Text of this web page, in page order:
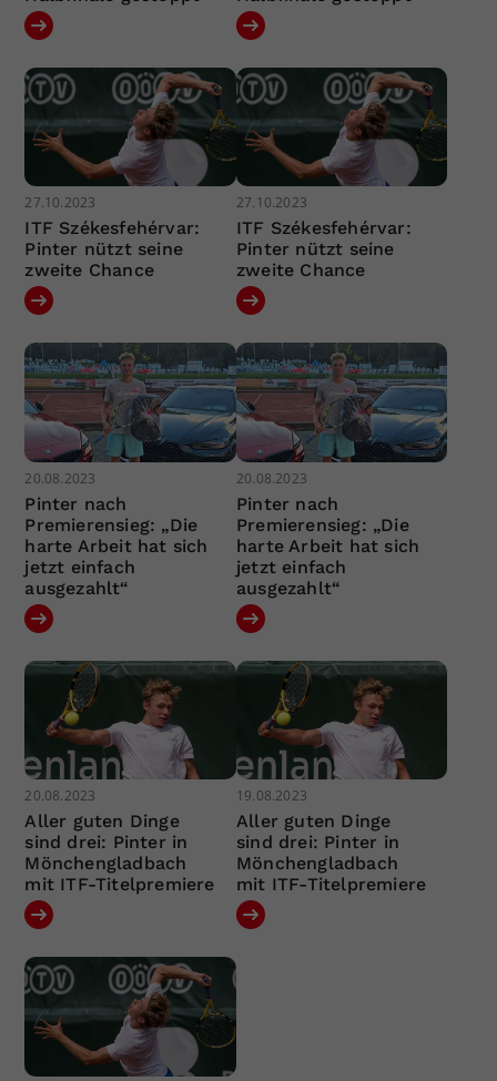
27.10.2023
ITF Székesfehérvar:
Pinter nützt seine
zweite Chance
27.10.2023
ITF Székesfehérvar:
Pinter nützt seine
zweite Chance
20.08.2023
Pinter nach
Premierensieg: „Die
harte Arbeit hat sich
jetzt einfach
ausgezahlt“
20.08.2023
Pinter nach
Premierensieg: „Die
harte Arbeit hat sich
jetzt einfach
ausgezahlt“
20.08.2023
Aller guten Dinge
sind drei: Pinter in
Mönchengladbach
mit ITF-Titelpremiere
19.08.2023
Aller guten Dinge
sind drei: Pinter in
Mönchengladbach
mit ITF-Titelpremiere